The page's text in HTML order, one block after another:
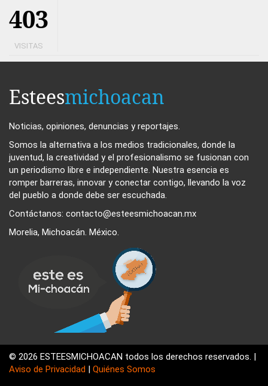
403
VISITAS
Esteesmichoacan
Noticias, opiniones, denuncias y reportajes.
Somos la alternativa a los medios tradicionales, donde la
juventud, la creatividad y el profesionalismo se fusionan con
un periodismo libre e independiente. Nuestra esencia es
romper barreras, innovar y conectar contigo, llevando la voz
del pueblo a donde debe ser escuchada.
Contáctanos: contacto@esteesmichoacan.mx
Morelia, Michoacán. México.
© 2026 ESTEESMICHOACAN todos los derechos reservados. |
Aviso de Privacidad | Quiénes Somos